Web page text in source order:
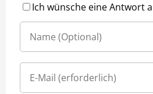
Ich wünsche eine Antwort